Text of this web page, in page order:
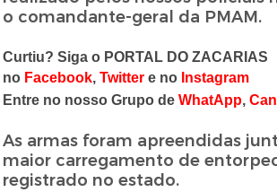
o comandante-geral da PMAM.
Curtiu? Siga o PORTAL DO ZACARIAS
no Facebook,Twitter e no Instagram
Entre no nosso Grupo deWhatApp,
As armas foram apreendidas
maior carregamento de
registrado no estado.